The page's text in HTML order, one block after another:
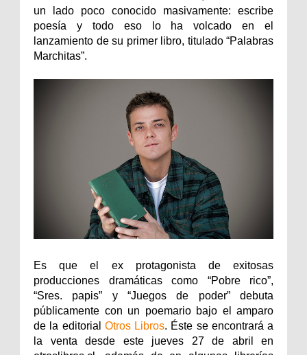
un lado poco conocido masivamente: escribe
poesía y todo eso lo ha volcado en el
lanzamiento de su primer libro, titulado “Palabras
Marchitas”.
Es que el ex protagonista de exitosas
producciones dramáticas como “Pobre rico”,
“Sres. papis” y “Juegos de poder” debuta
públicamente con un poemario bajo el amparo
de la editorial Otros Libros. Éste se encontrará a
la venta desde este jueves 27 de abril en